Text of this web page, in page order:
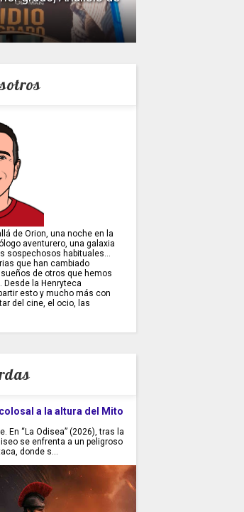
de Orion, una noche en la
aventurero, una galaxia
sospechosos habituales...
que han cambiado
de otros que hemos
Desde la Henryteca
esto y mucho más con
del cine, el ocio, las
a la altura del Mito
En “La Odisea” (2026), tras la
se enfrenta a un peligroso
donde s...